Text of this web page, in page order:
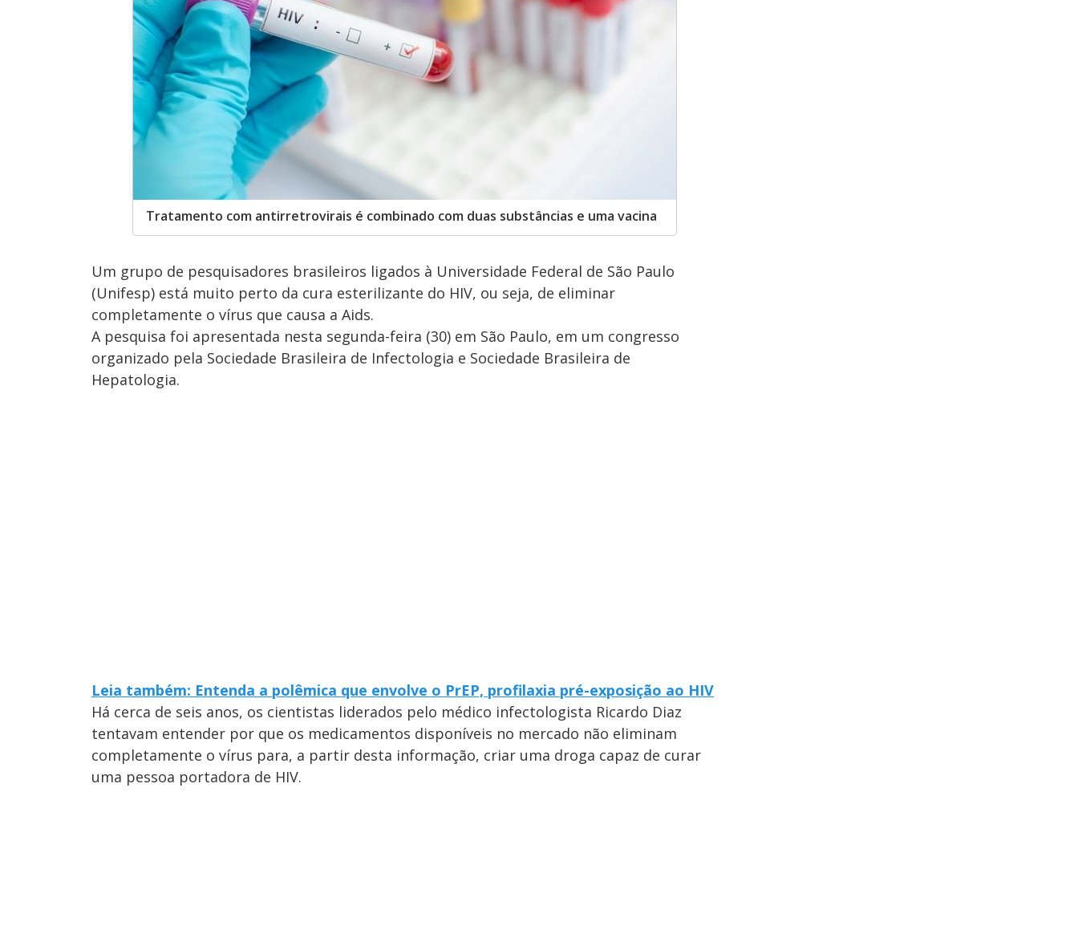
Tratamento com antirretrovirais é combinado com duas substâncias e uma vacina
Um grupo de pesquisadores brasileiros ligados à Universidade Federal de São Paulo
(Unifesp) está muito perto da cura esterilizante do HIV, ou seja, de eliminar
completamente o vírus que causa a Aids.
A pesquisa foi apresentada nesta segunda-feira (30) em São Paulo, em um congresso
organizado pela Sociedade Brasileira de Infectologia e Sociedade Brasileira de
Hepatologia.
Leia também: Entenda a polêmica que envolve o PrEP, profilaxia pré-exposição ao HIV
Há cerca de seis anos, os cientistas liderados pelo médico infectologista Ricardo Diaz
tentavam entender por que os medicamentos disponíveis no mercado não eliminam
completamente o vírus para, a partir desta informação, criar uma droga capaz de curar
uma pessoa portadora de HIV.